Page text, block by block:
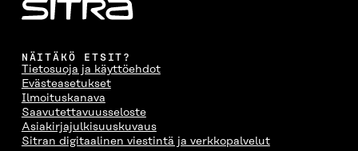
NÄITÄKÖ ETSIT?
Tietosuoja ja käyttöehdot
Evästeasetukset
Ilmoituskanava
Saavutettavuusseloste
Asiakirjajulkisuuskuvaus
Sitran digitaalinen viestintä ja verkkopalvelut